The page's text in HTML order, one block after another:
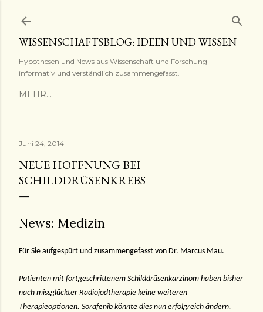
WISSENSCHAFTSBLOG: IDEEN UND WISSEN
Hypothesen und News aus Wissenschaft und Forschung
informativ und verständlich zusammengefasst.
MEHR…
Juni 24, 2014
NEUE HOFFNUNG BEI
SCHILDDRÜSENKREBS
News: Medizin
Für Sie aufgespürt und zusammengefasst von Dr. Marcus Mau.
Patienten mit fortgeschrittenem Schilddrüsenkarzinom haben bisher
nach missglückter Radiojodtherapie keine weiteren
Therapieoptionen. Sorafenib könnte dies nun erfolgreich ändern.